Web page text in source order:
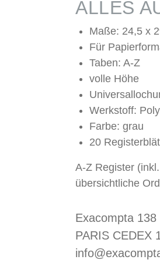
ALLES
Maße: 24,5 x
Für
Taben: A-Z
volle Höhe
Werkstoff:
Farbe: grau
20
A-Z Register
übersichtliche
Exacompta
PARIS CEDEX